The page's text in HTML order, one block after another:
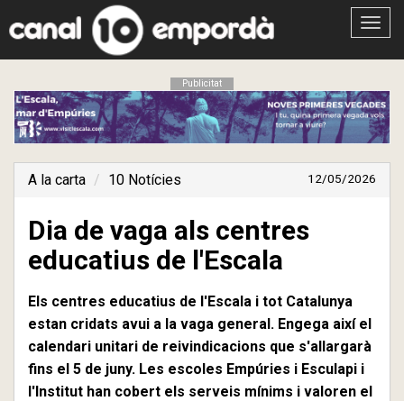
Obrir
Publicitat
A la carta 10 Notícies 12/05/2026
Dia de vaga als centres
educatius de l'Escala
Els centres educatius de l'Escala i tot Catalunya
estan cridats avui a la vaga general. Engega així el
calendari unitari de reivindicacions que s'allargarà
fins el 5 de juny. Les escoles Empúries i Esculapi i
l'Institut han cobert els serveis mínims i valoren el